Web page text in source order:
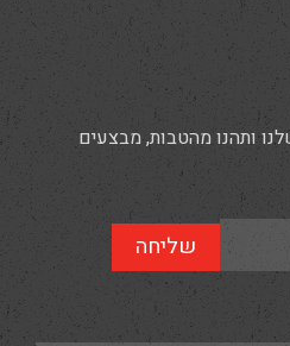
ותהנו מהטבות, מבצעים
שליחה